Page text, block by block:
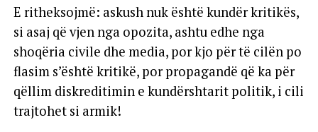
E ritheksojmë: askush nuk është kundër kritikës,
si asaj që vjen nga opozita, ashtu edhe nga
shoqëria civile dhe media, por kjo për të cilën po
flasim s’është kritikë, por propagandë që ka për
qëllim diskreditimin e kundërshtarit politik, i cili
trajtohet si armik!